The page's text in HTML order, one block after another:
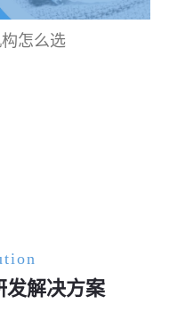
怎么选
发解决方案